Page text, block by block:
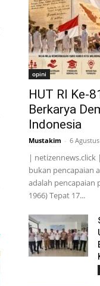
opini
HUT RI Ke-
Berkarya
Indonesia
Mustakim - 6
| netizennews.click
bukan pencapaian
adalah pencapaian
1966) Tepat 17...